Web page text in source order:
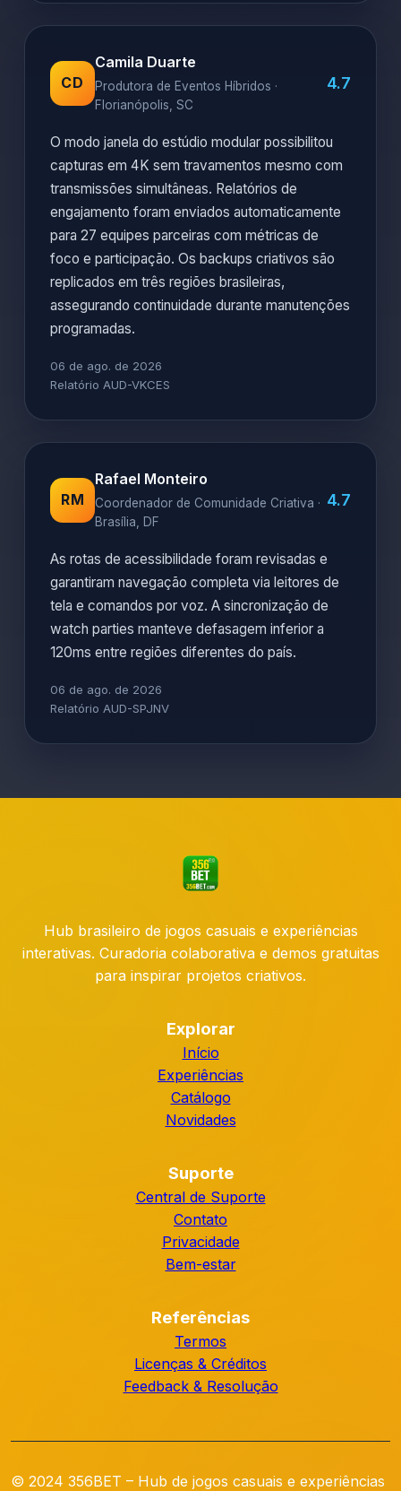
CD
Camila Duarte
Produtora de Eventos Híbridos ·
Florianópolis, SC
4.7
O modo janela do estúdio modular possibilitou
capturas em 4K sem travamentos mesmo com
transmissões simultâneas. Relatórios de
engajamento foram enviados automaticamente
para 27 equipes parceiras com métricas de
foco e participação. Os backups criativos são
replicados em três regiões brasileiras,
assegurando continuidade durante manutenções
programadas.
06 de ago. de 2026
Relatório AUD-VKCES
RM
Rafael Monteiro
Coordenador de Comunidade Criativa ·
Brasília, DF
4.7
As rotas de acessibilidade foram revisadas e
garantiram navegação completa via leitores de
tela e comandos por voz. A sincronização de
watch parties manteve defasagem inferior a
120ms entre regiões diferentes do país.
06 de ago. de 2026
Relatório AUD-SPJNV
Hub brasileiro de jogos casuais e experiências
interativas. Curadoria colaborativa e demos gratuitas
para inspirar projetos criativos.
Explorar
Início
Experiências
Catálogo
Novidades
Suporte
Central de Suporte
Contato
Privacidade
Bem-estar
Referências
Termos
Licenças & Créditos
Feedback & Resolução
© 2024 356BET – Hub de jogos casuais e experiências